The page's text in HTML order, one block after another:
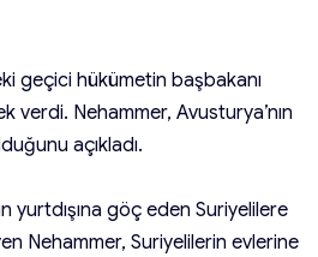
geçici hükümetin başbakanı
verdi. Nehammer, Avusturya’nın
açıkladı.
yurtdışına göç eden Suriyelilere
Nehammer, Suriyelilerin evlerine